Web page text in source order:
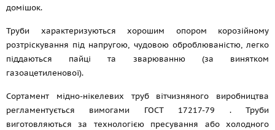
домішок.
Труби характеризуються хорошим опором корозійному
розтріскування під напругою, чудовою оброблюваністю, легко
піддаються пайці та зварюванню (за винятком
газоацетиленової).
Сортамент мідно-нікелевих труб вітчизняного виробництва
регламентується вимогами ГОСТ 17217-79 . Труби
виготовляються за технологією пресування або холодного